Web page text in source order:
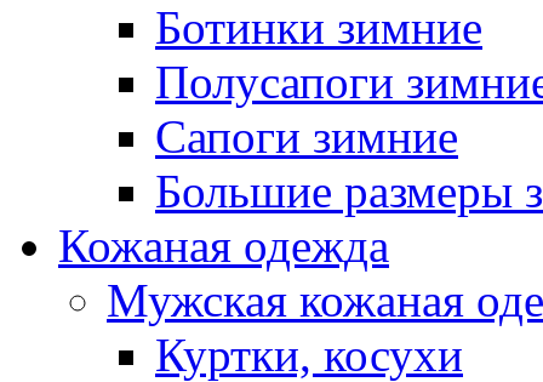
Ботинки зимние
Полусапоги
Сапоги зимние
Большие размеры
Кожаная одежда
Мужская кожаная
Куртки, косухи